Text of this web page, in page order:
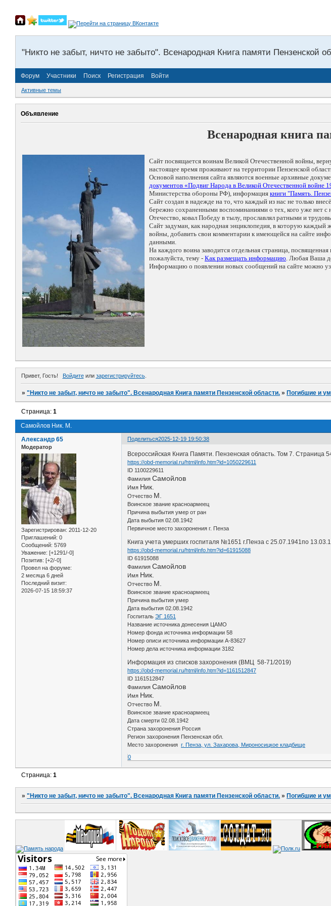
"Никто не забыт, ничто не забыто". Всенародная Книга памяти Пензенской
Форум Участники Поиск Регистрация Войти
Активные темы
Объявление
Всенародная книга
Сайт посвящается воинам Великой Отечественной войны,
настоящее время проживают на территории Пензенской
Основой наполнения сайта являются военные архивные
документов «Подвиг Народа в Великой Отечественной войне
Министерства обороны РФ), информация книги "Память.
Сайт создан в надежде на то, что каждый из нас не только
бережно сохраненными воспоминаниями о тех, кого уже нет
Отечество, ковал Победу в тылу, прославлял ратными и
Сайт задуман, как народная энциклопедия, в которую
войны, добавить свои комментарии к имеющейся на сайте
данными.
На каждого воина заводится отдельная страница,
пожалуйста, тему - Как размещать информацию. Любая Ваша
Информацию о появлении новых сообщений на сайте можно
Привет, Гость! Войдитеили зарегистрируйтесь.
»"Никто не забыт, ничто не забыто". Всенародная Книга памяти Пензенской области. » Погибшие и
Самойлов Ник. М.
Страница:1
Поделиться2025-12-19 19:50:38
Александр 65
Модератор
Зарегистрирован: 2011-12-20
Приглашений: 0
Сообщений: 5769
Уважение: [+1291/-0]
Позитив: [+2/-0]
Провел на форуме:
2 месяца 6 дней
Последний визит:
2026-07-15 18:59:37
Всероссийская Книга Памяти. Пензенская область. Том 7. Страница
https://obd-memorial.ru/html/info.htm?id=1050229611
ID 1100229611
ФамилияСамойлов
Имя Ник.
Отчество М.
Воинское звание красноармеец
Причина выбытия умер от ран
Дата выбытия 02.08.1942
Первичное место захоронения г. Пенза
Книга учета умерших госпиталя №1651 г.Пенза с 25.07.1941по
https://obd-memorial.ru/html/info.htm?id=61915088
ID 61915088
ФамилияСамойлов
Имя Ник.
Отчество М.
Воинское звание красноармеец
Причина выбытия умер
Дата выбытия 02.08.1942
ГоспитальЭГ 1651
Название источника донесения ЦАМО
Номер фонда источника информации 58
Номер описи источника информации А-83627
Номер дела источника информации 3182
Информация из списков захоронения (ВМЦ 58-71/2019)
https://obd-memorial.ru/html/info.htm?id=1161512847
ID 1161512847
ФамилияСамойлов
Имя Ник.
Отчество М.
Воинское звание красноармеец
Дата смерти 02.08.1942
Страна захоронения Россия
Регион захоронения Пензенская обл.
Место захороненияг. Пенза, ул. Захарова, Мироносицкое кладбище
0
Страница:1
»"Никто не забыт, ничто не забыто". Всенародная Книга памяти Пензенской области. » Погибшие и